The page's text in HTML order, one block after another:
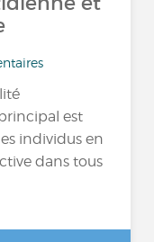
est
individus en
dans tous